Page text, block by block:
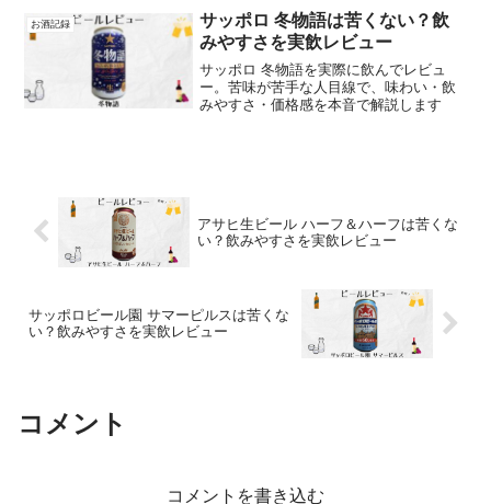
お酒記録
サッポロ 冬物語は苦くない？飲
みやすさを実飲レビュー
サッポロ 冬物語を実際に飲んでレビュ
ー。苦味が苦手な人目線で、味わい・飲
みやすさ・価格感を本音で解説します
アサヒ生ビール ハーフ＆ハーフは苦くな
い？飲みやすさを実飲レビュー
サッポロビール園 サマーピルスは苦くな
い？飲みやすさを実飲レビュー
コメント
コメントを書き込む